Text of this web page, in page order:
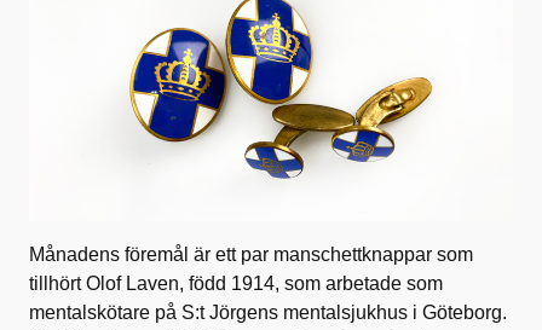
Månadens föremål är ett par manschettknappar som
tillhört Olof Laven, född 1914, som arbetade som
mentalskötare på S:t Jörgens mentalsjukhus i Göteborg.